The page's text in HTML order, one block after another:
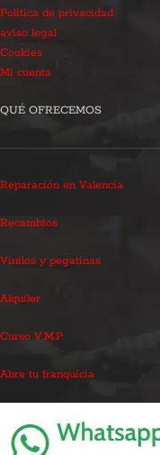
Política de privacidad
aviso legal
Cookies
Mi cuenta
QUÉ OFRECEMOS
Reparación en Valencia
Recambios
Vinilos y pegatinas
Alquiler
Curso V.M.P.
Abre tu franquicia